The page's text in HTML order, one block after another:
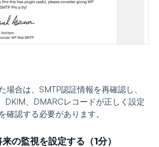
場合は、SMTP認証情報を再確認し、
DKIM、DMARCレコードが正しく設定
確認する必要があります。
の監視を設定する（1分）